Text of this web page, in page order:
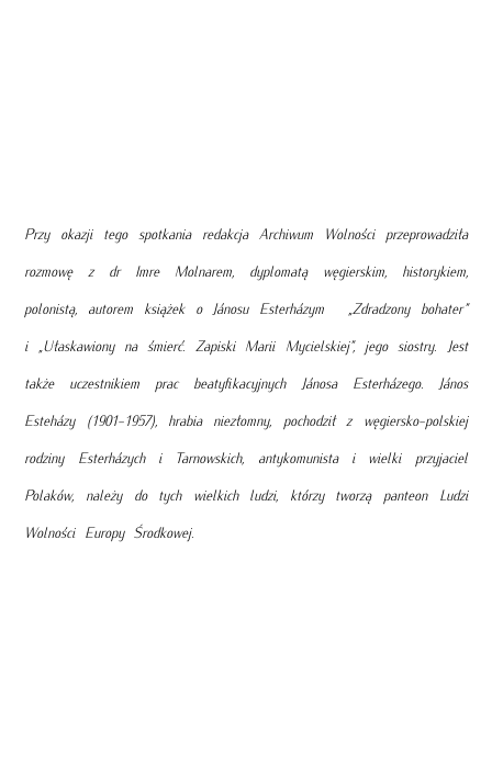
Przy okazji tego spotkania redakcja Archiwum Wolności przeprowadziła
rozmowę z dr Imre Molnarem, dyplomatą węgierskim, historykiem,
polonistą, autorem książek o Jánosu Esterházym „Zdradzony bohater”
i „Ułaskawiony na śmierć. Zapiski Marii Mycielskiej”, jego siostry. Jest
także uczestnikiem prac beatyfikacyjnych Jánosa Esterházego. János
Esteházy (1901-1957), hrabia niezłomny, pochodził z węgiersko-polskiej
rodziny Esterházych i Tarnowskich, antykomunista i wielki przyjaciel
Polaków, należy do tych wielkich ludzi, którzy tworzą panteon Ludzi
Wolności Europy Środkowej.